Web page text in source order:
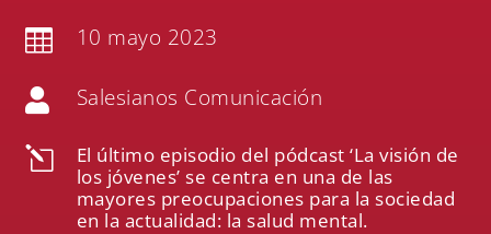
 10 mayo 2023
 Salesianos Comunicación
l
El último episodio del pódcast ‘La visión de
los jóvenes’ se centra en una de las
mayores preocupaciones para la sociedad
en la actualidad: la salud mental.